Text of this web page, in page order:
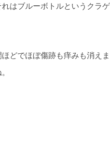
はブルーボトルというクラ
どでほぼ傷跡も痒みも消えま